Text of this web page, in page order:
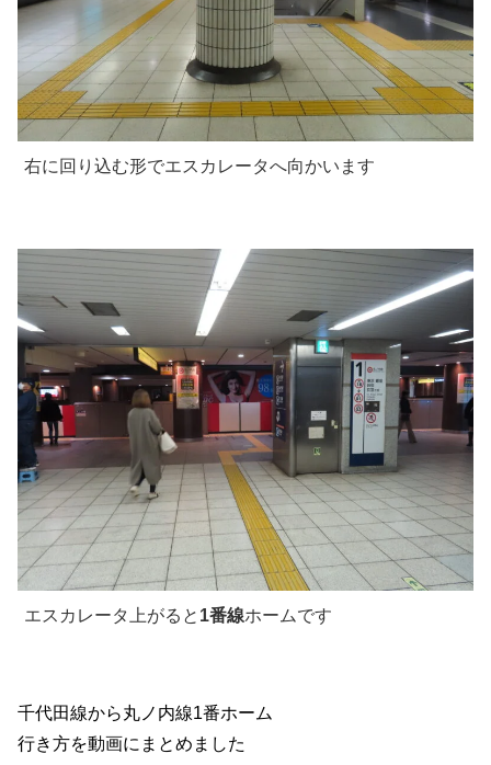
右に回り込む形でエスカレータへ向かいます
エスカレータ上がると 1番線ホームです
千代田線から丸ノ内線1番ホーム
行き方を動画にまとめました